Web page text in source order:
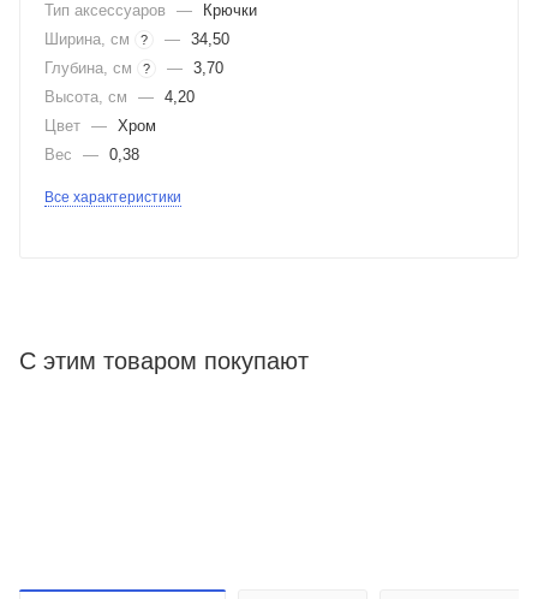
Тип аксессуаров —
Крючки
Ширина, см
? — 34,50
Глубина, см
? — 3,70
Высота, см
— 4,20
Цвет — Хром
Вес
— 0,38
Все характеристики
С этим товаром покупают